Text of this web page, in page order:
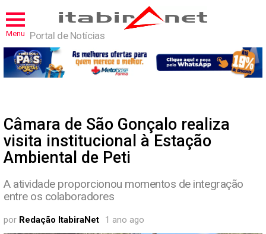
Menu Portal de Notícias
Câmara de São Gonçalo realiza
visita institucional à Estação
Ambiental de Peti
A atividade proporcionou momentos de integração
entre os colaboradores
por Redação ItabiraNet 1 ano ago